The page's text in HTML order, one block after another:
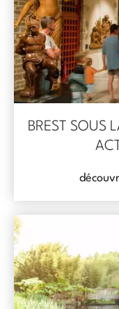
BREST SOUS